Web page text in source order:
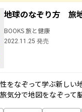
地球のなぞり方 旅
BOOKS 旅と健康
2022.11.25 発売
をなぞって学ぶ新しい
気分で地図をなぞって